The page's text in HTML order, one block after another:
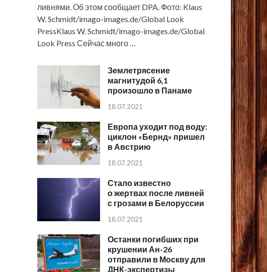
ливнями. Об этом сообщает DPA. Фото: Klaus
W. Schmidt/imago-images.de/Global Look
PressKlaus W. Schmidt/imago-images.de/Global
Look Press Сейчас много …
Землетрясение
магнитудой 6,1
произошло в Панаме
18.07.2021
Европа уходит под воду:
циклон «Бернд» пришел
в Австрию
18.07.2021
Стало известно
о жертвах после ливней
с грозами в Белоруссии
18.07.2021
Останки погибших при
крушении Ан-26
отправили в Москву для
ДНК-экспертизы